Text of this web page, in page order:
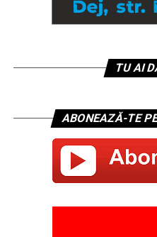
TU AI
ABONEAZĂ-TE